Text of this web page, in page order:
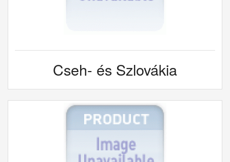
Cseh- és Szlovákia